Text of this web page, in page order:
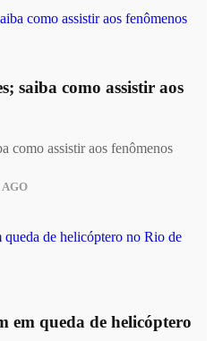
saiba como assistir aos
como assistir aos fenômenos
em queda de helicóptero